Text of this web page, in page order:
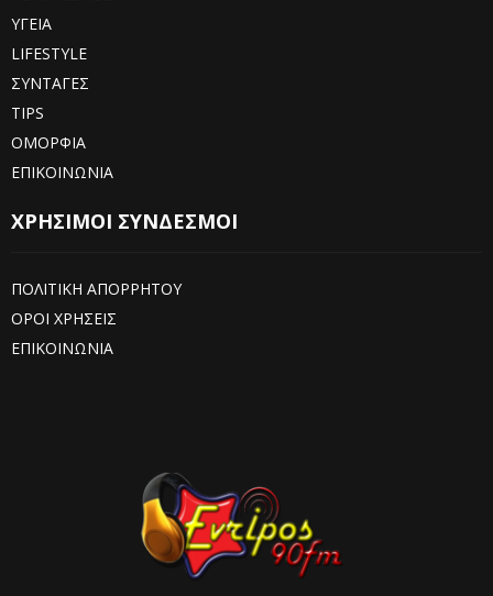
ΥΓΕΙΑ
LIFESTYLE
ΣΥΝΤΑΓΕΣ
TIPS
ΟΜΟΡΦΙΑ
ΕΠΙΚΟΙΝΩΝΙΑ
ΧΡΗΣΙΜΟΙ ΣΥΝΔΕΣΜΟΙ
ΠΟΛΙΤΙΚΗ ΑΠΟΡΡΗΤΟΥ
ΟΡΟΙ ΧΡΗΣΕΙΣ
ΕΠΙΚΟΙΝΩΝΙΑ